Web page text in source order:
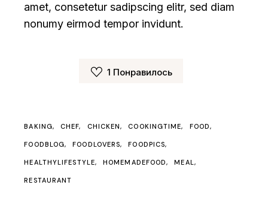
amet, consetetur sadipscing elitr, sed diam
nonumy eirmod tempor invidunt.
1 Понравилось
BAKING CHEF CHICKEN COOKINGTIME FOOD
FOODBLOG FOODLOVERS FOODPICS
HEALTHYLIFESTYLE HOMEMADEFOOD MEAL
RESTAURANT